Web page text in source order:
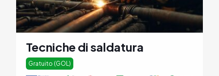
Tecniche di saldatura
Gratuito (GOL)